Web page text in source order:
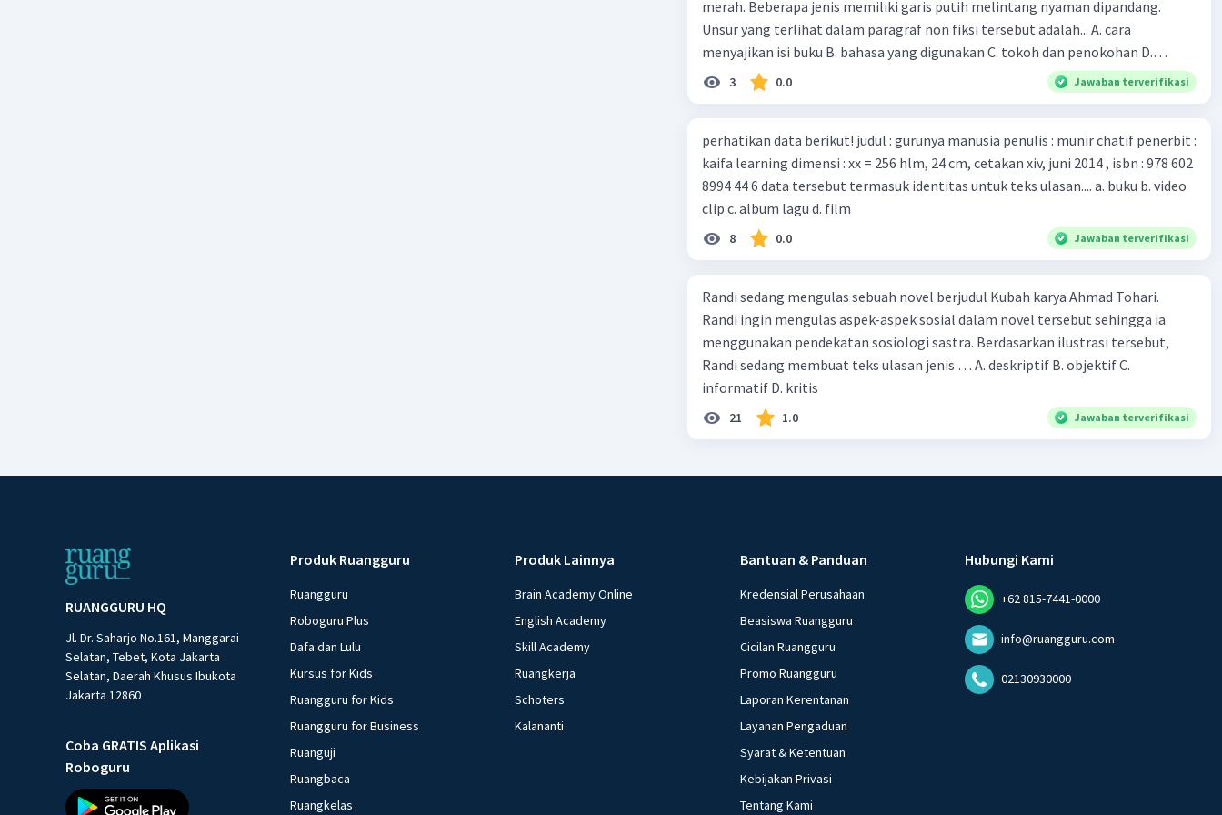
Masyarakat perlu mawas diri dan menjaga kesehatan dalam menghadapi
serangan virus corona yang mulai menyebar di Indonesia, D. Virus corona
menjadi masalah besar bagi kesehatan manusia.
merah. Beberapa jenis memiliki garis putih melintang nyaman dipandang.
Unsur yang terlihat dalam paragraf non fiksi tersebut adalah... A. cara
menyajikan isi buku B. bahasa yang digunakan C. tokoh dan penokohan D.
penyajian alur cerita
3 0.0 Jawaban terverifikasi
perhatikan data berikut! judul : gurunya manusia penulis : munir chatif penerbit :
kaifa learning dimensi : xx = 256 hlm, 24 cm, cetakan xiv, juni 2014 , isbn : 978 602
8994 44 6 data tersebut termasuk identitas untuk teks ulasan.... a. buku b. video
clip c. album lagu d. film
8 0.0 Jawaban terverifikasi
Randi sedang mengulas sebuah novel berjudul Kubah karya Ahmad Tohari.
Randi ingin mengulas aspek-aspek sosial dalam novel tersebut sehingga ia
menggunakan pendekatan sosiologi sastra. Berdasarkan ilustrasi tersebut,
Randi sedang membuat teks ulasan jenis … A. deskriptif B. objektif C.
informatif D. kritis
21 1.0 Jawaban terverifikasi
RUANGGURU HQ
Jl. Dr. Saharjo No.161, Manggarai
Selatan, Tebet, Kota Jakarta
Selatan, Daerah Khusus Ibukota
Jakarta 12860
Coba GRATIS Aplikasi
Roboguru
Produk Ruangguru
Ruangguru
Roboguru Plus
Dafa dan Lulu
Kursus for Kids
Ruangguru for Kids
Ruangguru for Business
Ruanguji
Ruangbaca
Ruangkelas
Produk Lainnya
Brain Academy Online
English Academy
Skill Academy
Ruangkerja
Schoters
Kalananti
Bantuan & Panduan
Kredensial Perusahaan
Beasiswa Ruangguru
Cicilan Ruangguru
Promo Ruangguru
Laporan Kerentanan
Layanan Pengaduan
Syarat & Ketentuan
Kebijakan Privasi
Tentang Kami
Hubungi Kami
+62 815-7441-0000
info@ruangguru.com
02130930000